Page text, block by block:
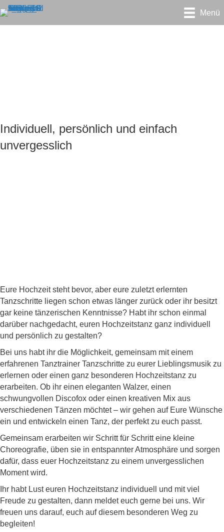
Menü
Individuell, persönlich und einfach
unvergesslich
Eure Hochzeit steht bevor, aber eure zuletzt erlernten
Tanzschritte liegen schon etwas länger zurück oder ihr besitzt
gar keine tänzerischen Kenntnisse? Habt ihr schon einmal
darüber nachgedacht, euren Hochzeitstanz ganz individuell
und persönlich zu gestalten?
Bei uns habt ihr die Möglichkeit, gemeinsam mit einem
erfahrenen Tanztrainer Tanzschritte zu eurer Lieblingsmusik zu
erlernen oder einen ganz besonderen Hochzeitstanz zu
erarbeiten. Ob ihr einen eleganten Walzer, einen
schwungvollen Discofox oder einen kreativen Mix aus
verschiedenen Tänzen möchtet – wir gehen auf Eure Wünsche
ein und entwickeln einen Tanz, der perfekt zu euch passt.
Gemeinsam erarbeiten wir Schritt für Schritt eine kleine
Choreografie, üben sie in entspannter Atmosphäre und sorgen
dafür, dass euer Hochzeitstanz zu einem unvergesslichen
Moment wird.
Ihr habt Lust euren Hochzeitstanz individuell und mit viel
Freude zu gestalten, dann meldet euch gerne bei uns. Wir
freuen uns darauf, euch auf diesem besonderen Weg zu
begleiten!